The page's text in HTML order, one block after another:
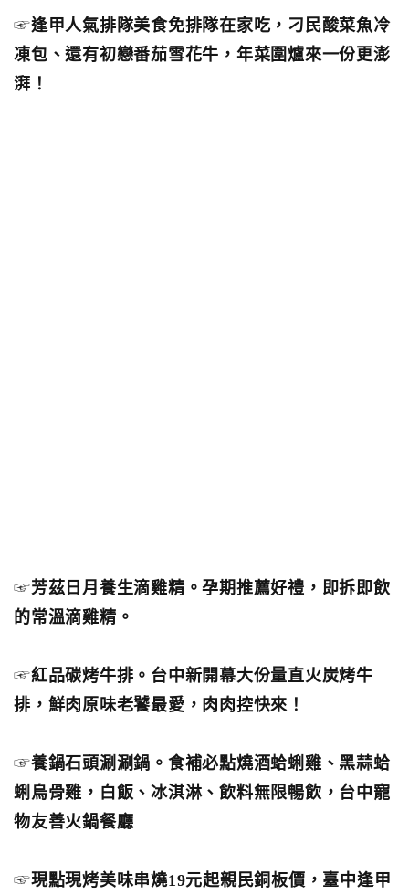
☞逢甲人氣排隊美食免排隊在家吃，刁民酸菜魚冷
凍包、還有初戀番茄雪花牛，年菜圍爐來一份更澎
湃！
☞芳茲日月養生滴雞精。孕期推薦好禮，即拆即飲
的常溫滴雞精。
☞紅品碳烤牛排。台中新開幕大份量直火炭烤牛
排，鮮肉原味老饕最愛，肉肉控快來！
☞養鍋石頭涮涮鍋。食補必點燒酒蛤蜊雞、黑蒜蛤
蜊烏骨雞，白飯、冰淇淋、飲料無限暢飲，台中寵
物友善火鍋餐廳
☞現點現烤美味串燒19元起親民銅板價，臺中逢甲